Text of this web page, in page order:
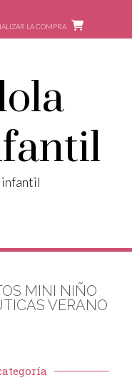
LA COMPRA
infantil
MINI NIÑO
VERANO